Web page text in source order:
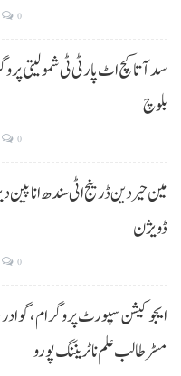
0
سد آتا کچ اٹ پارٹی ٹی شمولیتی
بلوچ
0
مین حیردین ڈرینج اٹی سندھ انا
ڈویژن
0
مسڑ طالب علم نا ٹریننگ پورو